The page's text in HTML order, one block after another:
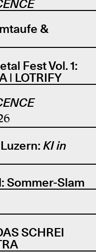
&
Fest Vol. 1:
| LOTRIFY
KI in
Sommer-Slam
SCHREI